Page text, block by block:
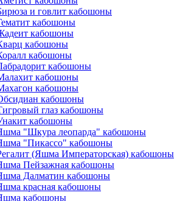
и говлит кабошоны
кабошоны
кабошоны
кабошоны
кабошоны
кабошоны
кабошоны
кабошоны
кабошоны
глаз кабошоны
кабошоны
"Шкура леопарда" кабошоны
"Пикассо" кабошоны
(Яшма Императорская) кабошоны
Пейзажная кабошоны
Далматин кабошоны
красная кабошоны
кабошоны